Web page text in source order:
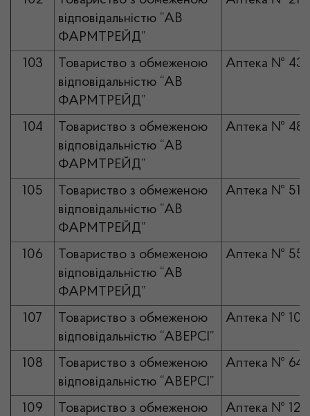
відповідальністю “АВ
ФАРМТРЕЙД”
103
Товариство з обмеженою
відповідальністю “АВ
ФАРМТРЕЙД”
Аптека № 43
104
Товариство з обмеженою
відповідальністю “АВ
ФАРМТРЕЙД”
Аптека № 48
105
Товариство з обмеженою
відповідальністю “АВ
ФАРМТРЕЙД”
Аптека № 51
106
Товариство з обмеженою
відповідальністю “АВ
ФАРМТРЕЙД”
Аптека № 55
107
Товариство з обмеженою
відповідальністю “АВЕРСІ”
Аптека № 10
108
Товариство з обмеженою
відповідальністю “АВЕРСІ”
Аптека № 64
109
Товариство з обмеженою
Аптека № 12